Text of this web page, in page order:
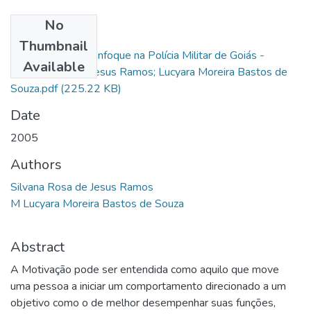
No
Thumbnail
Available
Motivação - Um Enfoque na Polícia Militar de Goiás -
Silvana Rosa de Jesus Ramos; Lucyara Moreira Bastos de
Souza.pdf(225.22 KB)
Date
2005
Authors
Silvana Rosa de Jesus Ramos
M Lucyara Moreira Bastos de Souza
Abstract
A Motivação pode ser entendida como aquilo que move
uma pessoa a iniciar um comportamento direcionado a um
objetivo como o de melhor desempenhar suas funções,